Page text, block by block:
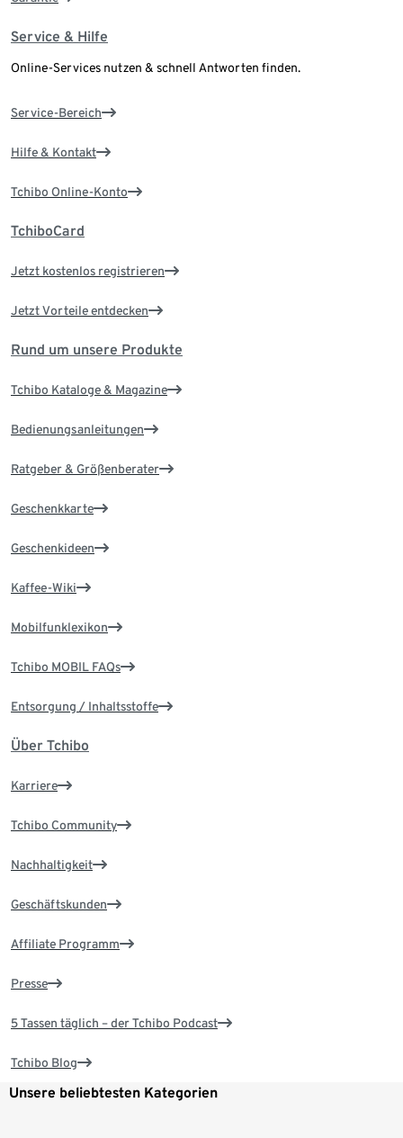
Service & Hilfe
Online-Services nutzen & schnell Antworten finden.
Service-Bereich
Hilfe & Kontakt
Tchibo Online-Konto
TchiboCard
Jetzt kostenlos registrieren
Jetzt Vorteile entdecken
Rund um unsere Produkte
Tchibo Kataloge & Magazine
Bedienungsanleitungen
Ratgeber & Größenberater
Geschenkkarte
Geschenkideen
Kaffee-Wiki
Mobilfunklexikon
Tchibo MOBIL FAQs
Entsorgung / Inhaltsstoffe
Über Tchibo
Karriere
Tchibo Community
Nachhaltigkeit
Geschäftskunden
Affiliate Programm
Presse
5 Tassen täglich – der Tchibo Podcast
Tchibo Blog
Unsere beliebtesten Kategorien